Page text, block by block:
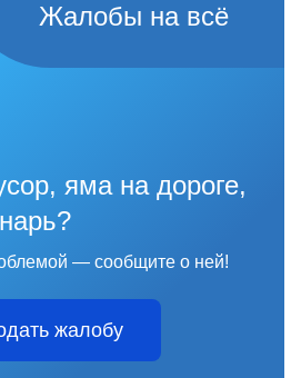
Жалобы на всё
яма на дороге,
— сообщите о ней!
жалобу